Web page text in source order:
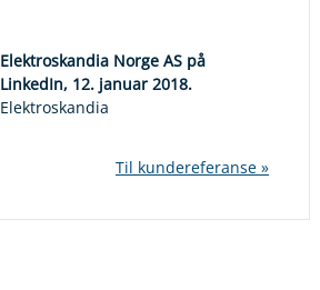
Elektroskandia Norge AS på
LinkedIn, 12. januar 2018.
Elektroskandia
Til kundereferanse »